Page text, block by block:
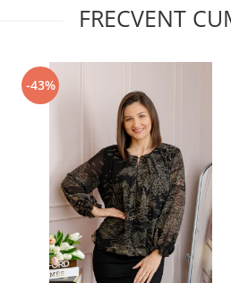
FRECVENT
-43%